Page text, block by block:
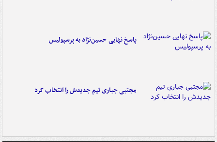
پاسخ نهایی حسین‌نژاد به پرسپولیس
مجتبی جباری تیم جدیدش را انتخاب کرد